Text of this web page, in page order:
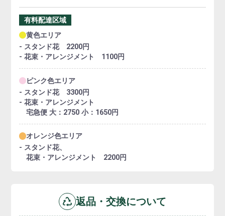
有料配達区域
黄色エリア
- スタンド花 2200円
- 花束・アレンジメント 1100円
ピンク色エリア
- スタンド花 3300円
- 花束・アレンジメント
宅急便 大：2750 小：1650円
オレンジ色エリア
- スタンド花、
花束・アレンジメント 2200円
返品・交換について